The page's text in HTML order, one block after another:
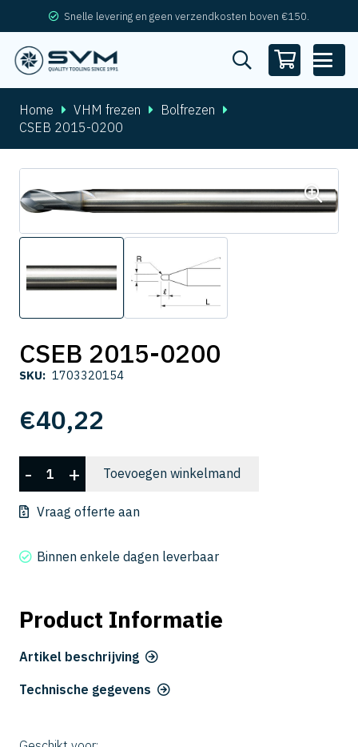
Snelle levering en geen verzendkosten boven €150.
Home VHM frezen
Bolfrezen
CSEB 2015-0200
CSEB 2015-0200
SKU: 1703320154
€40,22
CSEB
2015-
0200
- + Toevoegen winkelmand
Vraag offerte aan
Binnen enkele dagen leverbaar
Product Informatie
Artikel beschrijving
Technische gegevens